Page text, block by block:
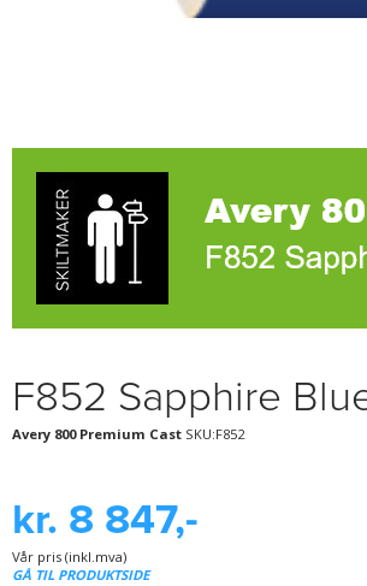
F852 Sapphire
Avery 800 Premium Cast SKU:F852
kr. 8 847,-
Vår pris (inkl.mva)
GÅ TIL PRODUKTSIDE